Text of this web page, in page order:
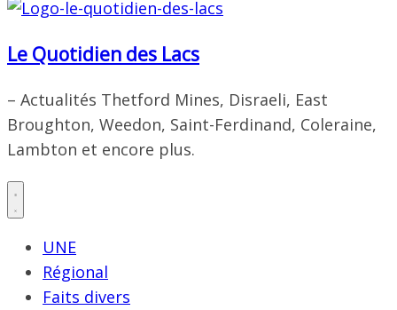
Le Quotidien des Lacs
– Actualités Thetford Mines, Disraeli, East
Broughton, Weedon, Saint-Ferdinand, Coleraine,
Lambton et encore plus.
UNE
Régional
Faits divers